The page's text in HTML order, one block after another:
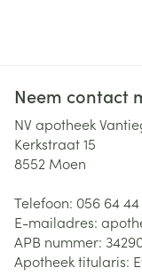
Neem contact
NV apotheek
Kerkstraat 15
8552 Moen
Telefoon: 056 64
E-mailadres:
APB nummer:
Apotheek titularis: